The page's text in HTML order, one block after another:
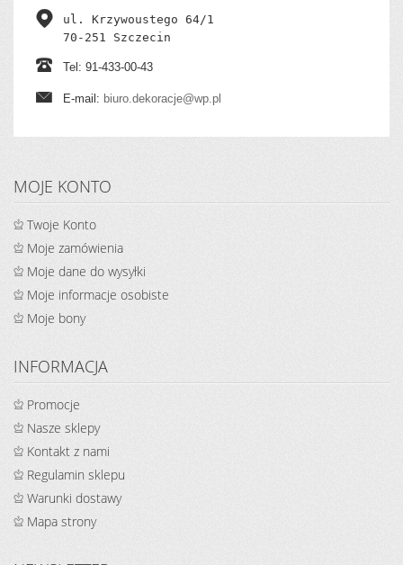
ul. Krzywoustego 64/1
70-251 Szczecin
Tel: 91-433-00-43
E-mail: biuro.dekoracje@wp.pl
MOJE KONTO
Twoje Konto
Moje zamówienia
Moje dane do wysyłki
Moje informacje osobiste
Moje bony
INFORMACJA
Promocje
Nasze sklepy
Kontakt z nami
Regulamin sklepu
Warunki dostawy
Mapa strony